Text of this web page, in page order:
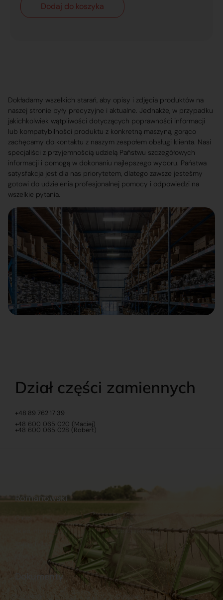
Dodaj do koszyka
Dokładamy wszelkich starań, aby opisy i zdjęcia produktów na
naszej stronie były precyzyjne i aktualne. Jednakże, w przypadku
jakichkolwiek wątpliwości dotyczących poprawności informacji
lub kompatybilności produktu z konkretną maszyną, gorąco
zachęcamy do kontaktu z naszym zespołem obsługi klienta. Nasi
specjaliści z przyjemnością udzielą Państwu szczegółowych
informacji i pomogą w dokonaniu najlepszego wyboru. Państwa
satysfakcja jest dla nas priorytetem, dlatego zawsze jesteśmy
gotowi do udzielenia profesjonalnej pomocy i odpowiedzi na
wszelkie pytania.
Dział części zamiennych
+48 89 762 17 39
+48 600 065 020 (Maciej)
+48 600 065 028 (Robert)
Dokumenty
Regulamin Dostawy
Romanowski
Sklep internetowy
Praca
Ubezpieczenia